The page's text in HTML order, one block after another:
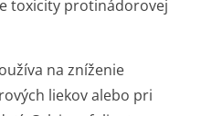
toxicity protinádorovej
na zníženie
liekov alebo pri